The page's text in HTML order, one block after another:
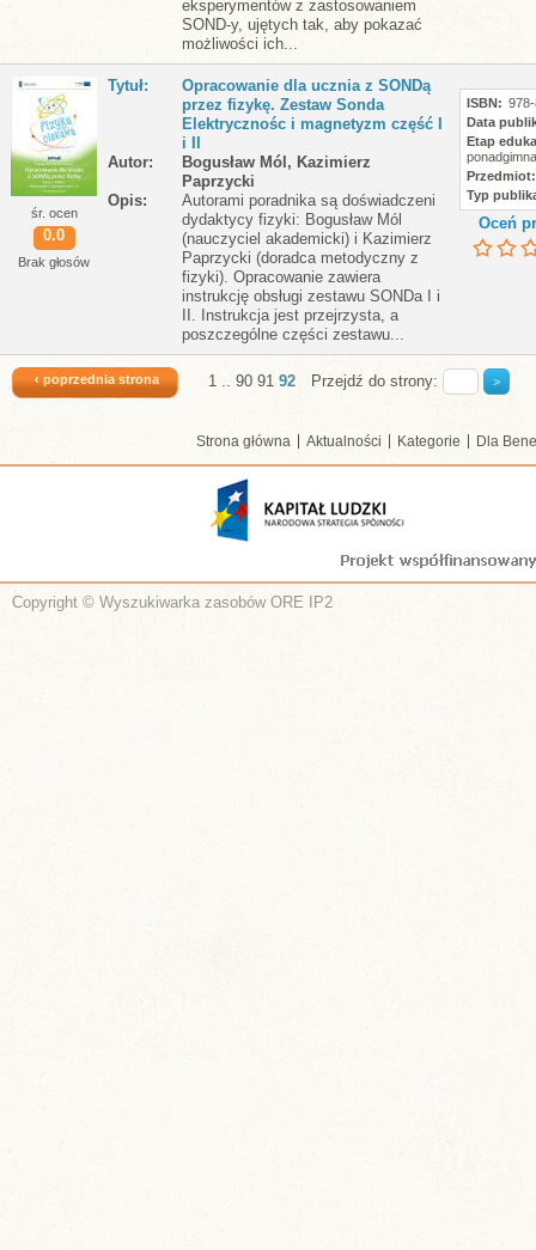
eksperymentów z zastosowaniem
SOND-y, ujętych tak, aby pokazać
możliwości ich...
śr. ocen
0.0
Brak głosów
Tytuł
Opracowanie dla ucznia z SONDą
przez fizykę. Zestaw Sonda
Elektrycznośc i magnetyzm część I
i II
Autor
Bogusław Mól, Kazimierz
Paprzycki
Opis
Autorami poradnika są doświadczeni
dydaktycy fizyki: Bogusław Mól
(nauczyciel akademicki) i Kazimierz
Paprzycki (doradca metodyczny z
fizyki). Opracowanie zawiera
instrukcję obsługi zestawu SONDa I i
II. Instrukcja jest przejrzysta, a
poszczególne części zestawu...
ISBN
Data
Etap
Przedmiot
Typ
Oceń
‹ poprzednia strona 1 .. 90 91 92 Przejdź do strony:
Strona główna Aktualności Kategorie Dla
Copyright © Wyszukiwarka zasobów ORE IP2